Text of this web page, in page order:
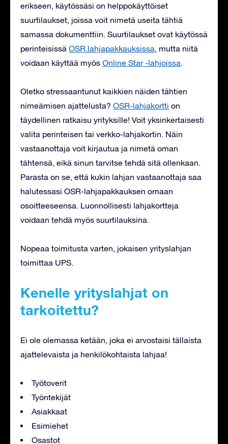
erikseen, käytössäsi on helppokäyttöiset
suurtilaukset, joissa voit nimetä useita tähtiä
samassa dokumenttiin. Suurtilaukset ovat käytössä
perinteisissä OSR.lahjapakkauksissa, mutta niitä
voidaan käyttää myös Online Star -lahjoissa.
Oletko stressaantunut kaikkien näiden tähtien
nimeämisen ajattelusta? OSR-lahjakortti on
täydellinen ratkaisu yrityksille! Voit yksinkertaisesti
valita perinteisen tai verkko-lahjakortin. Näin
vastaanottaja voit kirjautua ja nimetä oman
tähtensä, eikä sinun tarvitse tehdä sitä ollenkaan.
Parasta on se, että kukin lahjan vastaanottaja saa
halutessasi OSR-lahjapakkauksen omaan
osoitteeseensa. Luonnollisesti lahjakortteja
voidaan tehdä myös suurtilauksina.
Nopeaa toimitusta varten, jokaisen yrityslahjan
toimittaa UPS.
Kenelle yrityslahjat on
tarkoitettu?
Ei ole olemassa ketään, joka ei arvostaisi tällaista
ajattelevaista ja henkilökohtaista lahjaa!
Työtoverit
Työntekijät
Asiakkaat
Esimiehet
Osastot